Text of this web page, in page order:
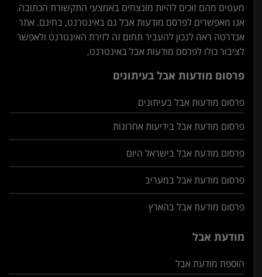
מעטים מהם זוכים להיות מונצחים באמצעי התקשורת הכתובה.
אנו מאפשרים לפרסם מודעות אבל גם באינטרנט, בחינם. אתר
אנדרטה ראה לנכון להעביר תחום זה לזירת האינטרנט ולאפשר
לציבור כולו לפרסם מודעות אבל באינטרנט,
פרסום מודעות אבל בעיתונים
פרסום מודעות אבל בעיתונים
פרסום מודעת אבל בידיעות אחרונות
פרסום מודעת אבל בישראל היום
פרסום מודעת אבל במעריב
פרסום מודעת אבל בהארץ
מודעת אבל
הוספת מודעת אבל